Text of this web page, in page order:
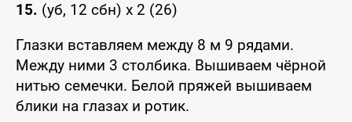
15. (уб, 12 сбн) х 2 (26)
Глазки вставляем между 8 м 9 рядами.
Между ними 3 столбика. Вышиваем чёрной
нитью семечки. Белой пряжей вышиваем
блики на глазах и ротик.